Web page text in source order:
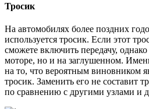
Тросик
На автомобилях более поздних
используется тросик. Если этот
сможете включить передачу,
моторе, но и на заглушенном.
на то, что вероятным виновником
тросик. Заменить его не составит
по сравнению с другими узлами и